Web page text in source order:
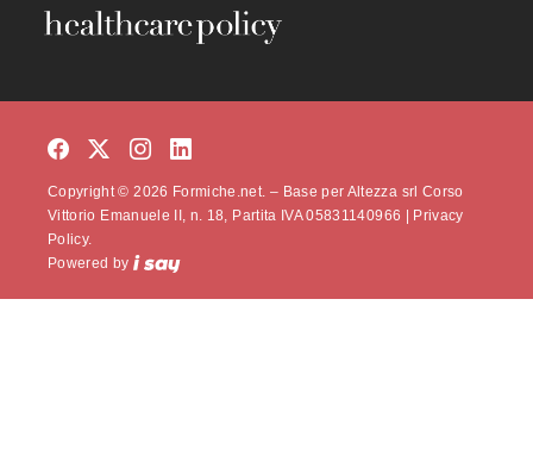
Copyright © 2026 Formiche.net. – Base per Altezza srl Corso
Vittorio Emanuele II, n. 18, Partita IVA 05831140966 |
Privacy
Policy.
Powered by